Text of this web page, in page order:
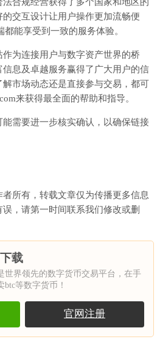
交互设计让用户操作更加流畅便
能享受到一致的服务体验。
为连接用户与数字资产世界的桥
息及卓越服务赢得了广大用户的信
市场动态还是直接参与交易，都可
来获得最全面的帮助和指导。
需要进一步核实确认，以确保链接
所有，转载文章仅为传播更多信息
，请第一时间联系我们修改或删
载
世界领先的数字货币交易平台，在手
btc等数字货币！
官网注册